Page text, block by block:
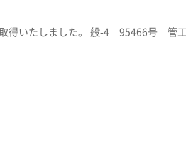
この度、建設業の更新に伴い新たに塗装工